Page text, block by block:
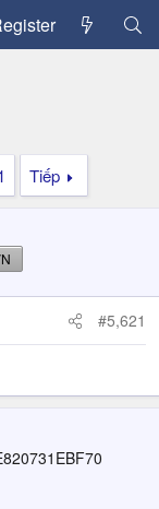
Tiếp
#5,621